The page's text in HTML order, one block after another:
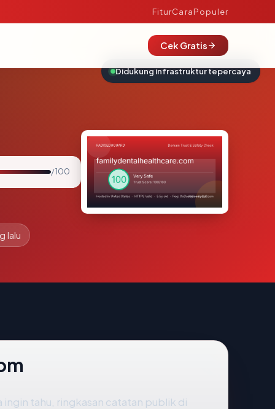
FiturCaraPopuler
Cek Gratis
/ 100
lalu
ingin tahu, ringkasan catatan publik di
Didukung infrastruktur tepercaya